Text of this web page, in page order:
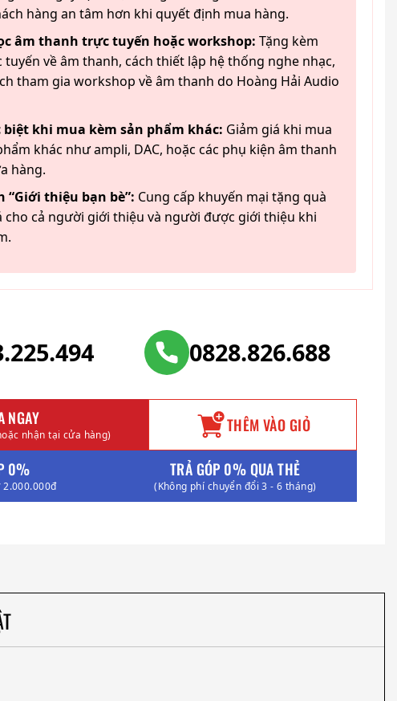
hàng an tâm hơn khi quyết định mua hàng.
âm thanh trực tuyến hoặc workshop: Tặng kèm
về âm thanh, cách thiết lập hệ thống nghe nhạc,
tham gia workshop về âm thanh do Hoàng Hải Audio
biệt khi mua kèm sản phẩm khác: Giảm giá khi mua
khác như ampli, DAC, hoặc các phụ kiện âm thanh
hàng.
thiệu bạn bè”: Cung cấp khuyến mại tặng quà
cho cả người giới thiệu và người được giới thiệu khi
0828.826.688
NGAY
nhận tại cửa hàng) THÊM VÀO GIỎ
0% TRẢ GÓP 0% QUA THẺ
(Không phí chuyển đổi 3 - 6 tháng)